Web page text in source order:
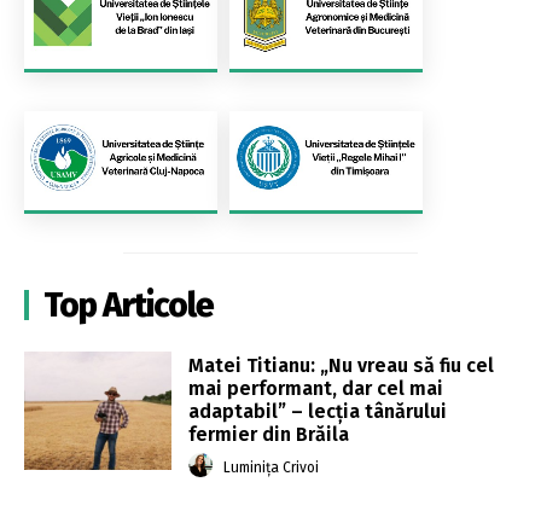
Top Articole
Matei Titianu: „Nu vreau să fiu cel
mai performant, dar cel mai
adaptabil” – lecția tânărului
fermier din Brăila
Luminița Crivoi